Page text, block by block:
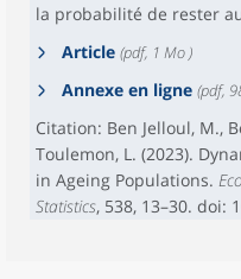
la probabilité de rester
Article (pdf, 1 Mo )
Annexe en ligne (pdf,
Citation: Ben Jelloul, M.,
Toulemon, L. (2023).
in Ageing Populations.
Statistics, 538, 13–30. doi: